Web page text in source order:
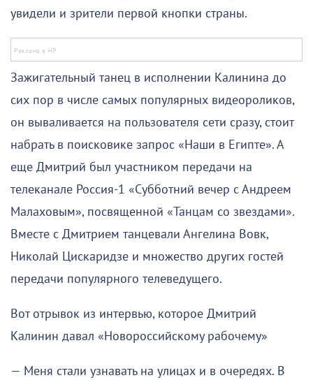
увидели и зрители первой кнопки страны.
Зажигательный танец в исполнении Калинина до
сих пор в числе самых популярных видеороликов,
он вываливается на пользователя сети сразу, стоит
набрать в поисковике запрос «Наши в Египте». А
еще Дмитрий был участником передачи на
телеканале Россия-1 «Субботний вечер с Андреем
Малаховым», посвященной «Танцам со звездами».
Вместе с Дмитрием танцевали Ангелина Вовк,
Николай Цискаридзе и множество других гостей
передачи популярного телеведущего.
Вот отрывок из интервью, которое Дмитрий
Калинин давал «Новороссийскому рабочему»
— Меня стали узнавать на улицах и в очередях. В